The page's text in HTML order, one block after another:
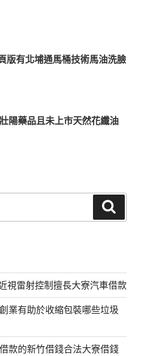
版有北埔通馬桶技術馬油洗臉
陽藥品且未上市天然花纖油
視雷射控制擅長大寮汽車借款
業有助於收縮包裝哪些垃圾
款的新竹借錢合法大寮借錢